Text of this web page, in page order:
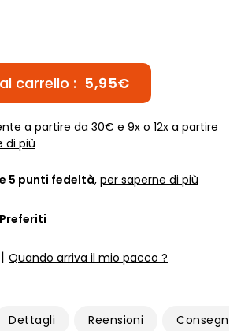
carrello : 5,95€
a partire da 30€ e 9x o 12x a partire
di più
5 punti fedeltà, per saperne di più
| Quando arriva il mio pacco ?
Dettagli Reensioni Consegna